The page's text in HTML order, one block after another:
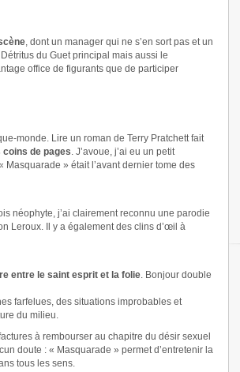
, dont un manager qui ne s’en sort pas et un
du Guet principal mais aussi le
office de figurants que de participer
monde. Lire un roman de Terry Pratchett fait
coins de pages. J’avoue, j’ai eu un petit
» était l’avant dernier tome des
néophyte, j’ai clairement reconnu une parodie
Leroux. Il y a également des clins d’œil à
entre le saint esprit et la folie. Bonjour double
farfelues, des situations improbables et
du milieu.
à rembourser au chapitre du désir sexuel
doute : « Masquarade » permet d’entretenir la
tous les sens.